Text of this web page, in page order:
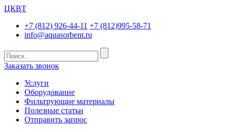
ЦКВТ
+7 (812) 926-44-11 +7 (812)995-58-71
info@aquasorbent.ru
Заказать звонок
Услуги
Оборудование
Фильтрующие материалы
Полезные статьи
Отправить запрос